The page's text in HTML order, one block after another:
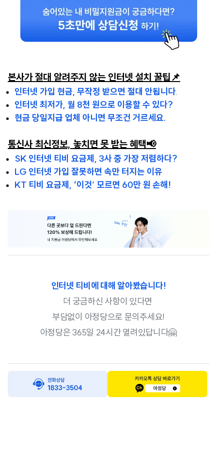
본사가 절대 알려주지 않는 인터넷 설치 꿀팁📌
인터넷 가입 현금, 무작정 받으면 절대 안됩니다.
인터넷 최저가, 월 8천 원으로 이용할 수 있다?
현금 당일지급 업체 아니면 무조건 거르세요.
통신사 최신정보, 놓치면 못 받는 혜택📢
SK 인터넷 티비 요금제, 3사 중 가장 저렴하다?
LG 인터넷 가입 잘못하면 속만 터지는 이유
KT 티비 요금제, ‘이것’ 모르면 60만 원 손해!
인터넷 티비에 대해 알아봤습니다!
더 궁금하신 사항이 있다면
부담없이 아정당으로 문의주세요!
아정당은 365일 24시간 열려있답니다🤗